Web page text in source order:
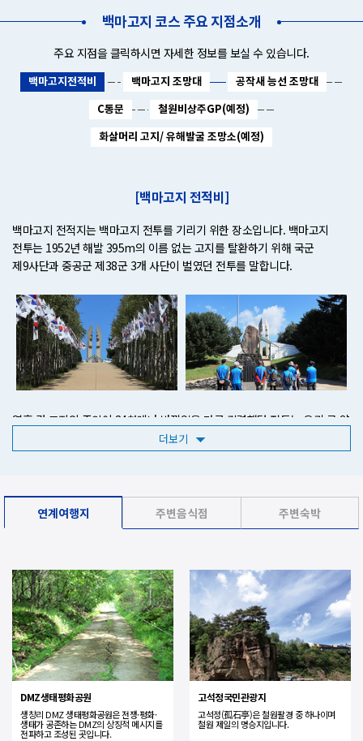
백마고지 코스 주요 지점소개
주요 지점을 클릭하시면 자세한 정보를 보실 수 있습니다.
백마고지전적비 백마고지 조망대
공작새 능선 조망대
C통문
철원비상주GP(예정)
화살머리 고지/ 유해발굴 조망소(예정)
[백마고지 전적비]
백마고지 전적지는 백마고지 전투를 기리기 위한 장소입니다. 백마고지
전투는 1952년 해발 395m의 이름 없는 고지를 탈환하기 위해 국군
제9사단과 중공군 제38군 3개 사단이 벌였던 전투를 말합니다.
열흘 간 고지의 주인이 24차례나 바뀌었을 만큼 격렬했던 전투는 우리 군 약
3,500명, 중국군 약 1만 명의 사상자를 발생시켰으며 이 기간에 쏟아진
포탄만 28만 발정도가 된다고 합니다. 그 당시 극심한 포격으로 고지 높이가
백마고지라 부르게 되었습니다. 격렬한 전투는 대한민국 육군 9사단의
승리로 끝이 났고, 백마고지를 지켜낼 수 있었습니다. 그리고 이후 육군
장군의 유품을 전시한 기념관, 통일의 염원과 전승을 기념하는 전적비가
있습니다.
더보기
연계여행지 주변음식점 주변숙박
DMZ생태평화공원
생창리 DMZ 생태평화공원은 전쟁·평화·
생태가 공존하는 DMZ의 상징적 메시지를
전파하고 조성된 곳입니다.
고석정국민관광지
고석정(孤石亭)은 철원팔경 중 하나이며
철원 제일의 명승지입니다.